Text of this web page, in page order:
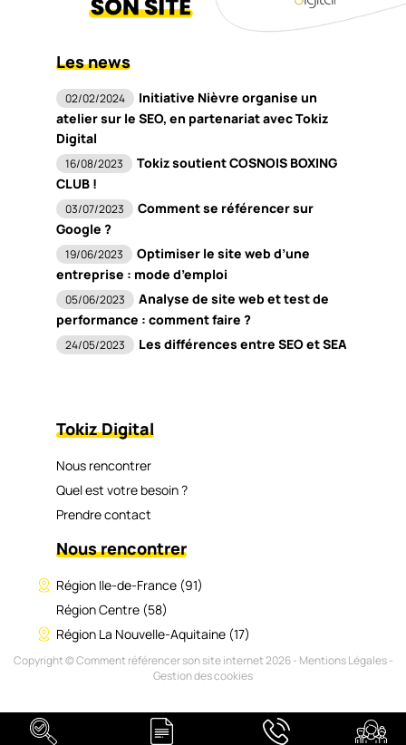
Les news
02/02/2024
Initiative Nièvre organise un
atelier sur le SEO, en partenariat avec Tokiz
Digital
16/08/2023
Tokiz soutient COSNOIS BOXING
CLUB !
03/07/2023
Comment se référencer sur
Google ?
19/06/2023
Optimiser le site web d’une
entreprise : mode d’emploi
05/06/2023
Analyse de site web et test de
performance : comment faire ?
24/05/2023 Les différences entre SEO et SEA
Tokiz Digital
Nous rencontrer
Quel est votre besoin ?
Prendre contact
Nous rencontrer
Région Ile-de-France (91)
Région Centre (58)
Région La Nouvelle-Aquitaine (17)
Copyright © Comment référencer son site internet 2026 - Mentions Légales-
Gestion des cookies